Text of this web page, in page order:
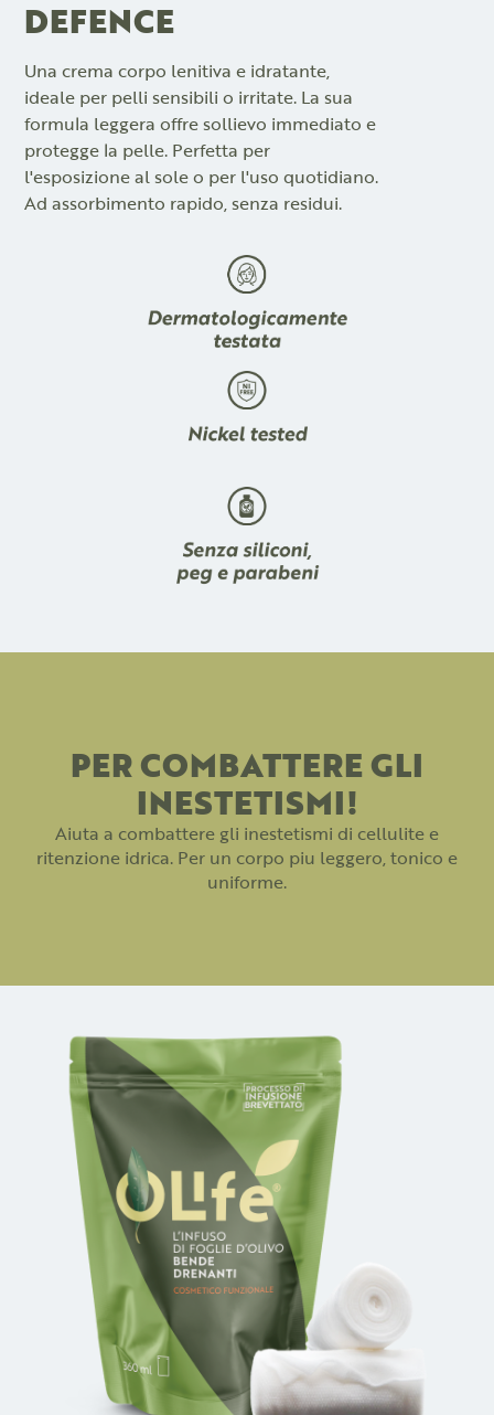
DEFENCE
Una crema corpo lenitiva e idratante,
ideale per pelli sensibili o irritate. La sua
formula leggera offre sollievo immediato e
protegge la pelle. Perfetta per
l'esposizione al sole o per l'uso quotidiano.
Ad assorbimento rapido, senza residui.
PER COMBATTERE GLI
INESTETISMI!
Aiuta a combattere gli inestetismi di cellulite e
ritenzione idrica. Per un corpo piu leggero, tonico e
uniforme.